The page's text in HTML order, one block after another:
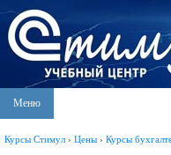
Меню
Курсы Стимул › Цены › Курсы